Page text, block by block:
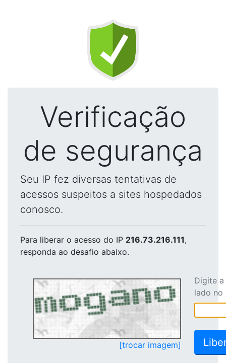
Verificação
de segurança
Seu IP fez diversas tentativas de
acessos suspeitos a sites hospedados
conosco.
Para liberar o acesso do IP 216.73.216.111,
responda ao desafio abaixo.
[trocar imagem]
Digite
lado no